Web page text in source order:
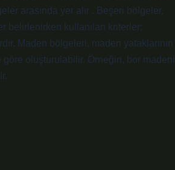
arasında yer alır . Beşeri bölgeler,
belirlenirken kullanılan kriterler;
Maden bölgeleri, maden yataklarının
göre oluşturulabilir. Örneğin, bor madeni